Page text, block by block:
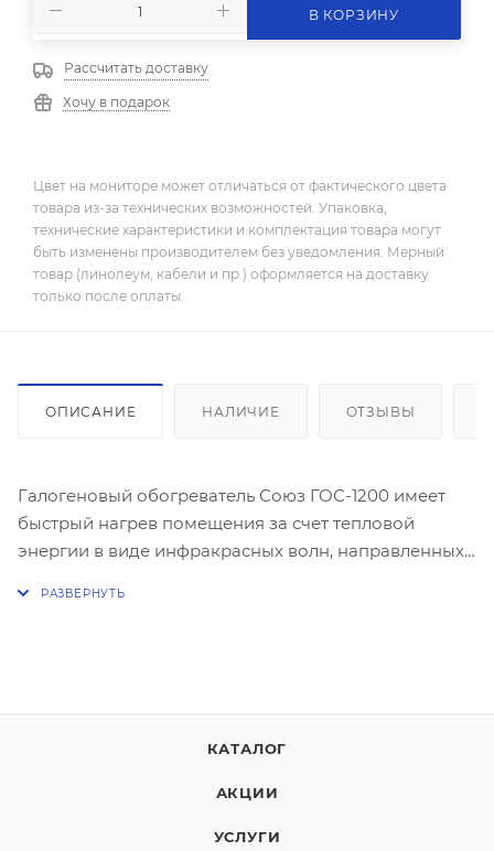
В КОРЗИНУ
Рассчитать доставку
Хочу в подарок
Цвет на мониторе может отличаться от фактического цвета
товара из-за технических возможностей. Упаковка,
технические характеристики и комплектация товара могут
быть изменены производителем без уведомления. Мерный
товар (линолеум, кабели и пр.) оформляется на доставку
только после оплаты.
ОПИСАНИЕ НАЛИЧИЕ ОТЗЫВЫ
Галогеновый обогреватель Союз ГОС-1200 имеет
быстрый нагрев помещения за счет тепловой
энергии в виде инфракрасных волн, направленных
Функция вращения позволяет равномерно
помещения. Датчик опрокидывания является
КАТАЛОГ
АКЦИИ
УСЛУГИ